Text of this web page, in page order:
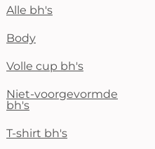
Alle bh's
Body
Volle cup bh's
Niet-voorgevormde
bh's
T-shirt bh's